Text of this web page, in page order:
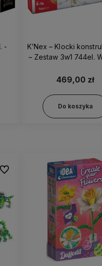
-
K’Nex – Klocki
– Zestaw 3w1 744el.
469,00 zł
Do koszyka
Do ulubionych